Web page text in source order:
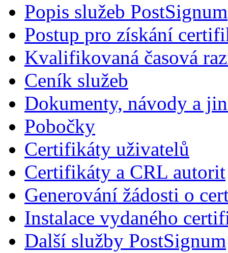
Popis služeb PostSignum
Postup pro získání
Kvalifikovaná časová
Ceník služeb
Dokumenty, návody a
Pobočky
Certifikáty uživatelů
Certifikáty a CRL autorit
Generování žádosti o
Instalace vydaného
Další služby PostSignum